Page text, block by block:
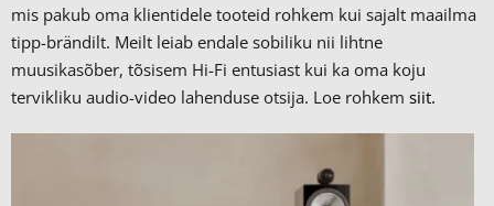
mis pakub oma klientidele tooteid rohkem kui sajalt maailma
tipp-brändilt. Meilt leiab endale sobiliku nii lihtne
muusikasõber, tõsisem Hi-Fi entusiast kui ka oma koju
tervikliku audio-video lahenduse otsija. Loe rohkem siit.